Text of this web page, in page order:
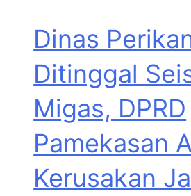
Dinas
Ditinggal
Migas, DPRD
Pamekasan
Kerusakan